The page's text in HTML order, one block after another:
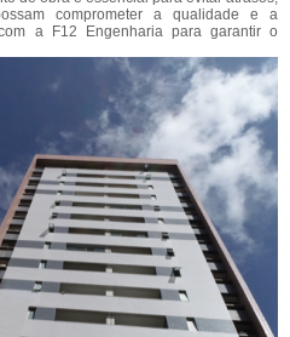
comprometer a qualidade e a
a F12 Engenharia para garantir o